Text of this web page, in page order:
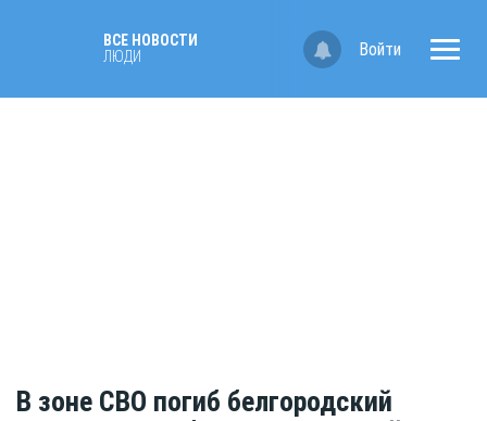
ВСЕ НОВОСТИ
ЛЮДИ
Войти
В зоне СВО погиб белгородский